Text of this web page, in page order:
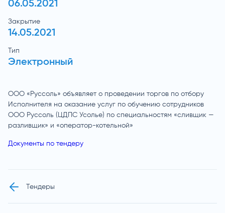
06.05.2021
Закрытие
14.05.2021
Тип
Электронный
ООО «Руссоль» объявляет о проведении торгов по отбору
Исполнителя на оказание услуг по обучению сотрудников
ООО Руссоль (ЦДПС Усолье) по специальностям «сливщик —
разливщик» и «оператор-котельной»
Документы по тендеру
Тендеры